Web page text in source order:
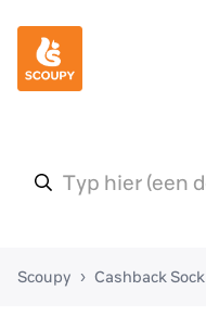
Scoupy Cashback Sock